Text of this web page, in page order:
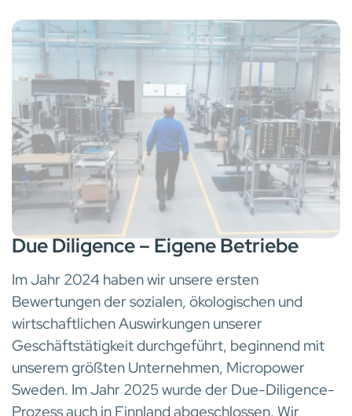
Due Diligence – Eigene Betriebe
Im Jahr 2024 haben wir unsere ersten
Bewertungen der sozialen, ökologischen und
wirtschaftlichen Auswirkungen unserer
Geschäftstätigkeit durchgeführt, beginnend mit
unserem größten Unternehmen, Micropower
Sweden. Im Jahr 2025 wurde der Due-Diligence-
Prozess auch in Finnland abgeschlossen. Wir